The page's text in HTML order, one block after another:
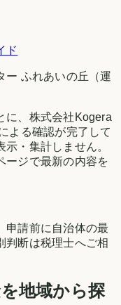
ド
ー ふれあいの丘（運
に、株式会社Kogera
よる確認が完了して
・集計しません。
ージで最新の内容を
申請前に自治体の最
判断は税理士へご相
地域から探